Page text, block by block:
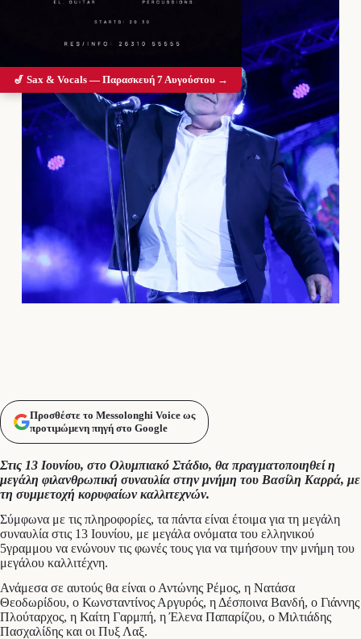
Προσθέστε το Messolonghi Voice ως
προτιμώμενη πηγή στο Google
Στις 13 Ιουνίου, στο Ολυμπιακό Στάδιο, θα πραγματοποιηθεί η
μεγάλη φιλανθρωπική συναυλία στην μνήμη του Βασίλη Καρρά, με
τη συμμετοχή κορυφαίων καλλιτεχνών.
Σύμφωνα με τις πληροφορίες, τα πάντα είναι έτοιμα για τη μεγάλη
συναυλία στις 13 Ιουνίου, με μεγάλα ονόματα του ελληνικού
5γραμμου να ενώνουν τις φωνές τους για να τιμήσουν την μνήμη του
μεγάλου καλλιτέχνη.
Ανάμεσα σε αυτούς θα είναι ο Αντώνης Ρέμος, η Νατάσα
Θεοδωρίδου, ο Κωνσταντίνος Αργυρός, η Δέσποινα Βανδή, ο Γιάννης
Πλούταρχος, η Καίτη Γαρμπή, η Έλενα Παπαρίζου, ο Μιλτιάδης
Πασχαλίδης και οι Πυξ Λαξ.
🎷 Sax & Vocals — Παρασκευή 7 Αυγούστου →